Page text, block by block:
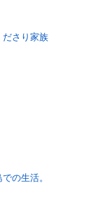
ださり家族
の生活。